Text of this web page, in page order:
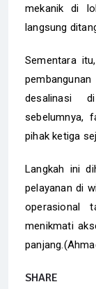
mekanik di
langsung
Sementara
desalinasi
sebelumnya,
pihak ketiga
Langkah ini
pelayanan di
operasional
menikmati
SHARE